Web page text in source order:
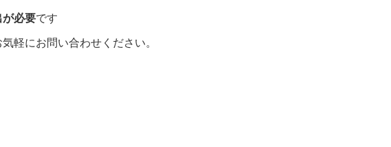
必要です
軽にお問い合わせください。